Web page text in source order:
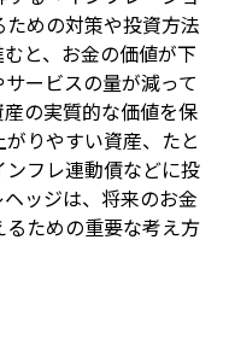
めの対策や投資方法
と、お金の価値が下
ービスの量が減って
の実質的な価値を保
りやすい資産、たと
フレ連動債などに投
ッジは、将来のお金
ための重要な考え方